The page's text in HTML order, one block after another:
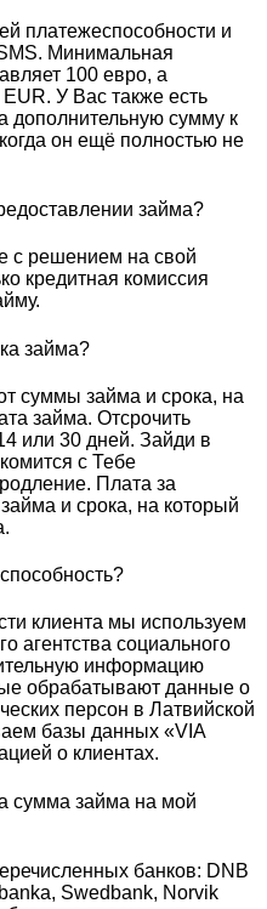
платежеспособности и
Минимальная
100 евро, а
У Вас также есть
дополнительную сумму к
он ещё полностью не
займа?
решением на свой
кредитная комиссия
займа?
суммы займа и срока, на
займа. Отсрочить
или 30 дней. Зайди в
с Тебе
Плата за
и срока, на который
клиента мы используем
агентства социального
информацию
обрабатывают данные о
персон в Латвийской
базы данных «VIA
о клиентах.
сумма займа на мой
банков: DNB
Swedbank, Norvik